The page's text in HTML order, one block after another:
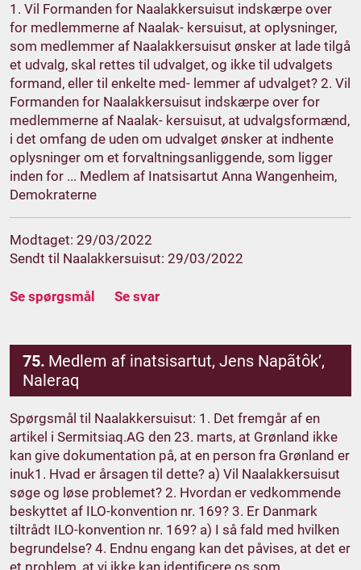
1. Vil Formanden for Naalakkersuisut indskærpe over
for medlemmerne af Naalak- kersuisut, at oplysninger,
som medlemmer af Naalakkersuisut ønsker at lade tilgå
et udvalg, skal rettes til udvalget, og ikke til udvalgets
formand, eller til enkelte med- lemmer af udvalget? 2. Vil
Formanden for Naalakkersuisut indskærpe over for
medlemmerne af Naalak- kersuisut, at udvalgsformænd,
i det omfang de uden om udvalget ønsker at indhente
oplysninger om et forvaltningsanliggende, som ligger
inden for ... Medlem af Inatsisartut Anna Wangenheim,
Demokraterne
Modtaget: 29/03/2022
Sendt til Naalakkersuisut: 29/03/2022
Se spørgsmål Se svar
75. Medlem af inatsisartut, Jens Napãtôk’,
Naleraq
Spørgsmål til Naalakkersuisut: 1. Det fremgår af en
artikel i Sermitsiaq.AG den 23. marts, at Grønland ikke
kan give dokumentation på, at en person fra Grønland er
inuk1. Hvad er årsagen til dette? a) Vil Naalakkersuisut
søge og løse problemet? 2. Hvordan er vedkommende
beskyttet af ILO-konvention nr. 169? 3. Er Danmark
tiltrådt ILO-konvention nr. 169? a) I så fald med hvilken
begrundelse? 4. Endnu engang kan det påvises, at det er
et problem, at vi ikke kan identificere os som